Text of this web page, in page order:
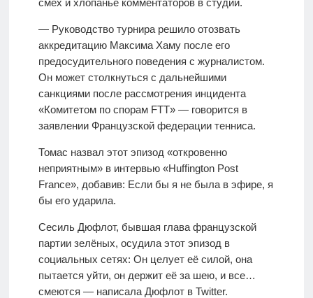
смех и хлопанье комментаторов в студии.
— Руководство турнира решило отозвать
аккредитацию Максима Хаму после его
предосудительного поведения с журналистом.
Он может столкнуться с дальнейшими
санкциями после рассмотрения инцидента
«Комитетом по спорам FTT» — говорится в
заявлении Французской федерации тенниса.
Томас назвал этот эпизод «откровенно
неприятным» в интервью «Huffington Post
France», добавив: Если бы я не была в эфире, я
бы его ударила.
Сесиль Дюфлот, бывшая глава французской
партии зелёных, осудила этот эпизод в
социальных сетях: Он целует её силой, она
пытается уйти, он держит её за шею, и все…
смеются — написала Дюфлот в Twitter.